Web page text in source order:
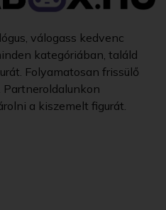
válogass kedvenc
kategóriában, találd
Folyamatosan frissülő
a kiszemelt figurát.